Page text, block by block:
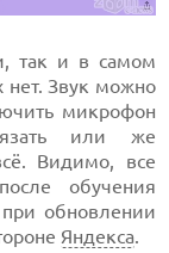
так и в самом
нет. Звук можно
микрофон
или же
Видимо, все
обучения
обновлении
Яндекса.